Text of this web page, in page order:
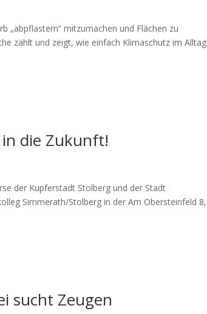
„abpflastern“ mitzumachen und Flächen zu
zählt und zeigt, wie einfach Klimaschutz im Alltag
die Zukunft!
der Kupferstadt Stolberg und der Stadt
Simmerath/Stolberg in der Am Obersteinfeld 8,
sucht Zeugen